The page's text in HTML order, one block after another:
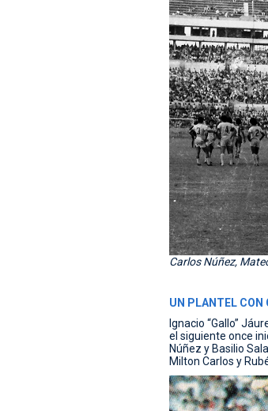
Carlos Núñez,
UN PLANTEL CON
Ignacio “Gallo”
el siguiente once
Núñez y Basilio
Milton Carlos y